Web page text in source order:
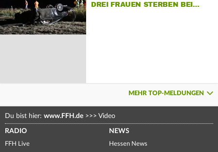
DREI FRAUEN STERBEN BEI…
MEHR TOP-MELDUNGEN
Du bist hier: www.FFH.de >>> Video
RADIO
FFH Live
NEWS
Hessen News